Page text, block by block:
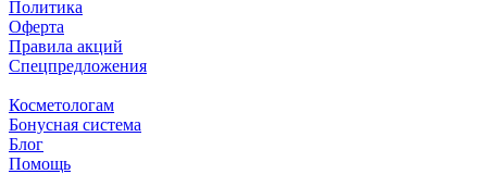
Политика
Оферта
Правила акций
Спецпредложения
Косметологам
Бонусная система
Блог
Помощь